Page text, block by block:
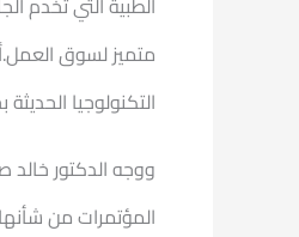
متميز لسوق
التكنولوجيا
ووجه الدكتور
المؤتمرات من